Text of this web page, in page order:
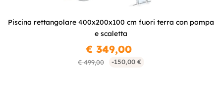
Piscina rettangolare 400x200x100 cm fuori terra con pompa
e scaletta
€ 499,00 -150,00 €
€ 349,00